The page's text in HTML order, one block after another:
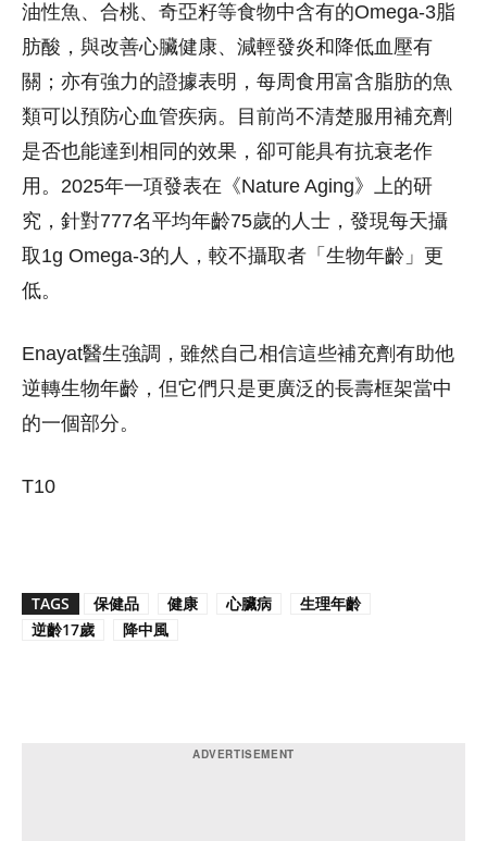
油性魚、合桃、奇亞籽等食物中含有的Omega-3脂
肪酸，與改善心臟健康、減輕發炎和降低血壓有
關；亦有強力的證據表明，每周食用富含脂肪的魚
類可以預防心血管疾病。目前尚不清楚服用補充劑
是否也能達到相同的效果，卻可能具有抗衰老作
用。2025年一項發表在《Nature Aging》上的研
究，針對777名平均年齡75歲的人士，發現每天攝
取1g Omega-3的人，較不攝取者「生物年齡」更
低。
Enayat醫生強調，雖然自己相信這些補充劑有助他
逆轉生物年齡，但它們只是更廣泛的長壽框架當中
的一個部分。
T10
TAGS 保健品 健康 心臟病
生理年齡
逆齡17歲
降中風